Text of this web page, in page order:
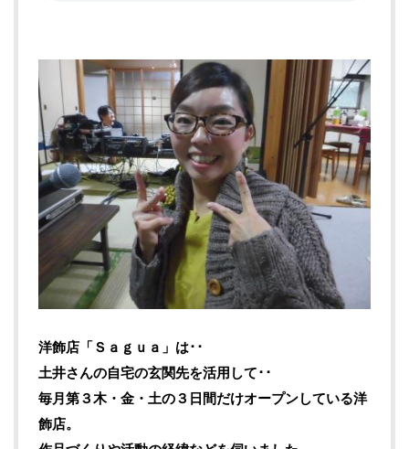
洋飾店「Ｓａｇｕａ」は･･
土井さんの自宅の玄関先を活用して･･
毎月第３木・金・土の３日間だけオープンしている洋
飾店。